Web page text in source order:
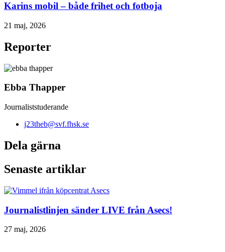
Karins mobil – både frihet och fotboja
21 maj, 2026
Reporter
Ebba Thapper
Journaliststuderande
j23theb@svf.fhsk.se
Dela gärna
Senaste artiklar
Journalistlinjen sänder LIVE från Asecs!
27 maj, 2026